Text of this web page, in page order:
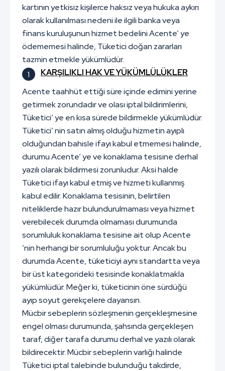
kartının yetkisiz kişilerce haksız veya hukuka aykırı
olarak kullanılması nedeni ile ilgili banka veya
finans kuruluşunun hizmet bedelini Acente’ ye
ödememesi halinde, Tüketici doğan zararları
tazmin etmekle yükümlüdür.
KARŞILIKLI HAK VE YÜKÜMLÜLÜKLER
Acente taahhüt ettiği süre içinde edimini yerine
getirmek zorundadır ve olası iptal bildirimlerini,
Tüketici’ ye en kısa sürede bildirmekle yükümlüdür.
Tüketici’ nin satın almış olduğu hizmetin ayıplı
olduğundan bahisle ifayı kabul etmemesi halinde,
durumu Acente’ ye ve konaklama tesisine derhal
yazılı olarak bildirmesi zorunludur. Aksi halde
Tüketici ifayı kabul etmiş ve hizmeti kullanmış
kabul edilir. Konaklama tesisinin, belirtilen
niteliklerde hazır bulundurulmaması veya hizmet
verebilecek durumda olmaması durumunda
sorumluluk konaklama tesisine ait olup Acente
’nin herhangi bir sorumluluğu yoktur. Ancak bu
durumda Acente, tüketiciyi aynı standartta veya
bir üst kategorideki tesisinde konaklatmakla
yükümlüdür. Meğer ki, tüketicinin öne sürdüğü
ayıp soyut gerekçelere dayansın.
Mücbir sebeplerin sözleşmenin gerçekleşmesine
engel olması durumunda, şahsında gerçekleşen
taraf, diğer tarafa durumu derhal ve yazılı olarak
bildirecektir. Mücbir sebeplerin varlığı halinde
Tüketici iptal talebinde bulunduğu takdirde,